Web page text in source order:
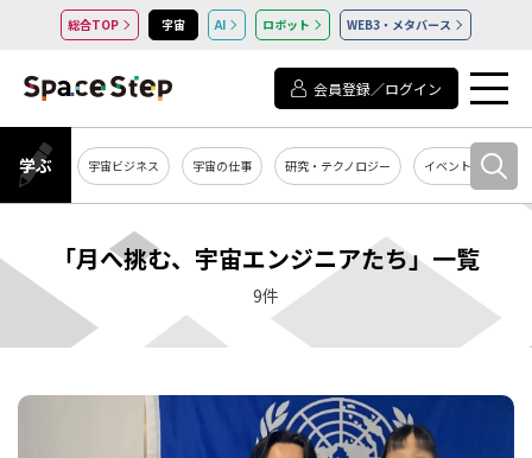
総合TOP 宇宙 AI ロボット WEB3・メタバース
会員登録／ログイン
学ぶ 宇宙ビジネス 宇宙の仕事 研究・テクノロジー イベント・セミナー
「月へ挑む、宇宙エンジニアたち」一覧
9件